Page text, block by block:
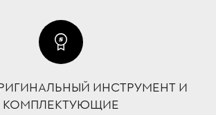
ИНСТРУМЕНТ И
КОМПЛЕКТУЮЩИЕ